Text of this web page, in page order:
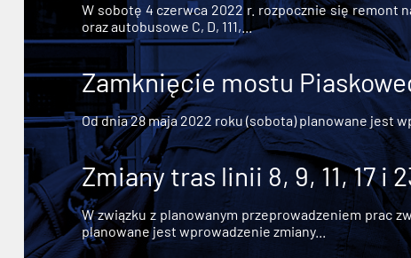
W sobotę 4 czerwca 2022 r. rozpocznie się remont
oraz autobusowe C, D, 111,...
Zamknięcie mostu
Od dnia 28 maja 2022 roku (sobota) planowane jest
Zmiany tras linii 8, 9, 11, 17 i
W związku z planowanym przeprowadzeniem prac
planowane jest wprowadzenie zmiany...